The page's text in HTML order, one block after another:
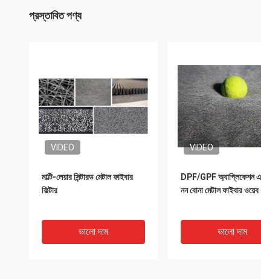
প্রস্তাবিত পণ্য
VIDEO
মাল্টি-লেয়ার সিন্টারড মেটাল ফাইবার
ফিল্টার
ভালো দাম
VIDEO
DPF/GPF অ্যাপ্লিকেশন
নন বোনা মেটাল ফাইবার ওয়েব
ভালো দাম